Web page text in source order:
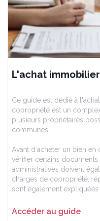
L'achat immobilier
Ce guide est dédié à
copropriété est un
plusieurs propriétaires
communes.
Avant d'acheter un bien
vérifier certains
administratives doivent
charges de copropriété,
sont également expliquées
Accéder au guide